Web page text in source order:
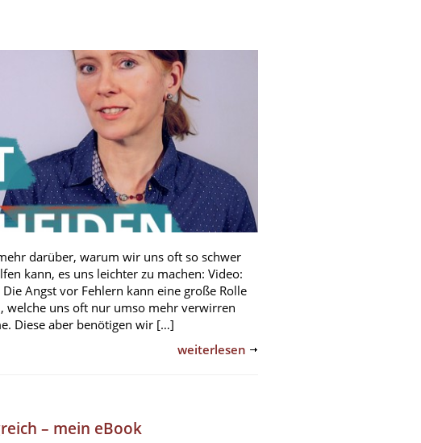
darüber, warum wir uns oft so schwer
kann, es uns leichter zu machen: Video:
Angst vor Fehlern kann eine große Rolle
welche uns oft nur umso mehr verwirren
Diese aber benötigen wir […]
weiterlesen
– mein eBook